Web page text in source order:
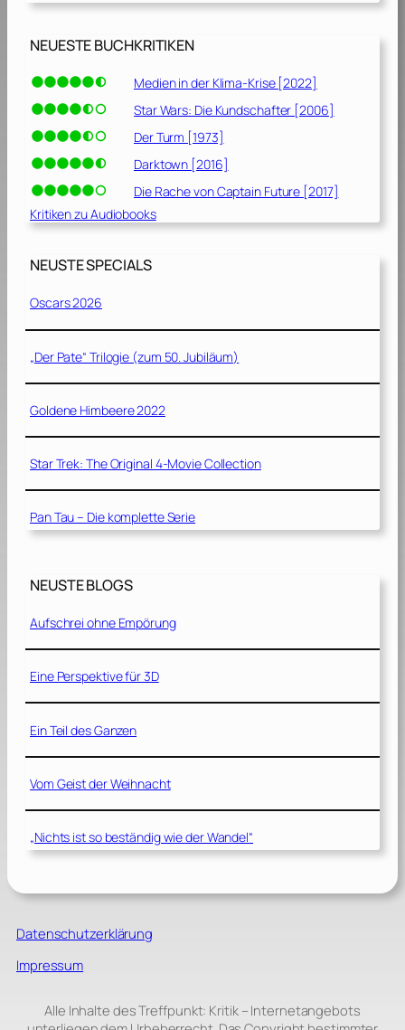
NEUESTE BUCHKRITIKEN
Medien in der Klima-Krise [2022]
Star Wars: Die Kundschafter [2006]
Der Turm [1973]
Darktown [2016]
Die Rache von Captain Future [2017]
Kritiken zu Audiobooks
NEUSTE SPECIALS
Oscars 2026
„Der Pate“ Trilogie (zum 50. Jubiläum)
Goldene Himbeere 2022
Star Trek: The Original 4-Movie Collection
Pan Tau – Die komplette Serie
NEUSTE BLOGS
Aufschrei ohne Empörung
Eine Perspektive für 3D
Ein Teil des Ganzen
Vom Geist der Weihnacht
„Nichts ist so beständig wie der Wandel“
Datenschutzerklärung
Impressum
Alle Inhalte des Treffpunkt: Kritik – Internetangebots